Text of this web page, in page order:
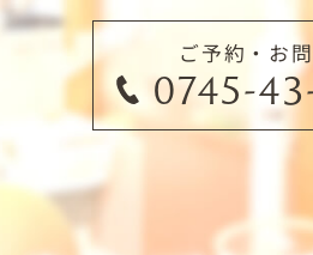
ご予約・お
0745-